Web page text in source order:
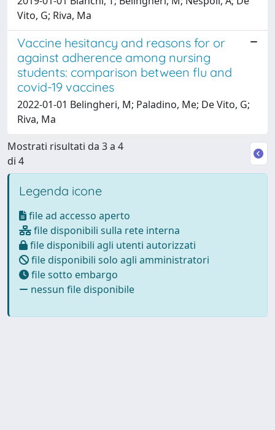
Vito, G; Riva, Ma
Vaccine hesitancy and reasons for or
against adherence among nursing
students: comparison between flu and
covid-19 vaccines
2022-01-01 Belingheri, M; Paladino, Me; De Vito, G;
Riva, Ma
Mostrati risultati da 3 a 4
di 4
Legenda icone
file ad accesso aperto
file disponibili sulla rete interna
file disponibili agli utenti autorizzati
file disponibili solo agli amministratori
file sotto embargo
nessun file disponibile